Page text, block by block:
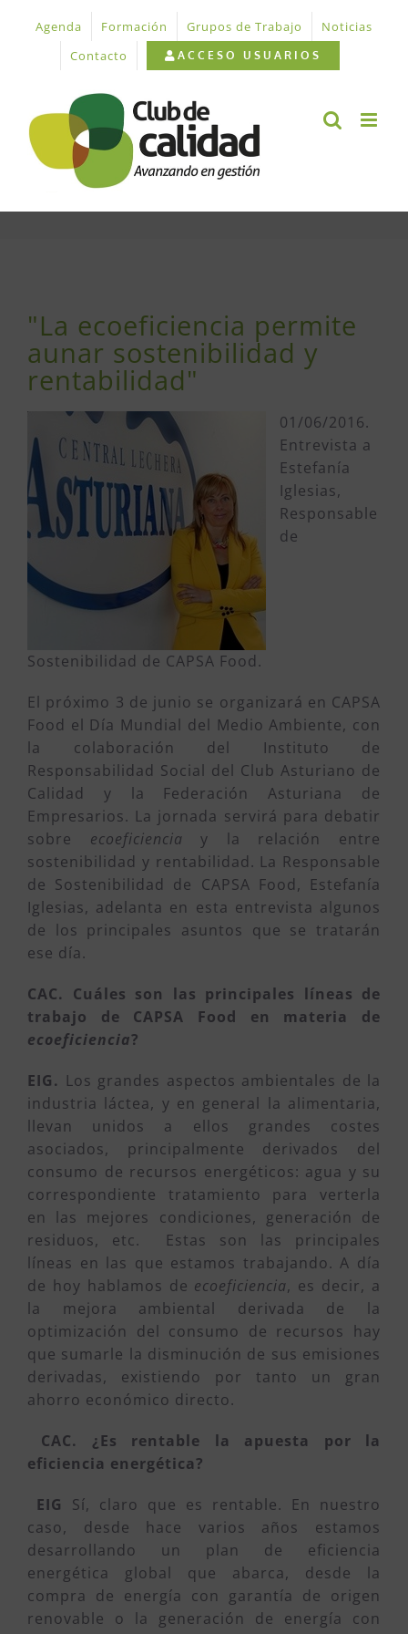
contenido
Agenda Formación Grupos de Trabajo
Noticias
Contacto
ACCESO USUARIOS
imagen
más
grande
"La ecoeficiencia permite
aunar sostenibilidad y
rentabilidad"
01/06/2016.
Entrevista a
Estefanía
Iglesias,
Responsable
de
Sostenibilidad de CAPSA Food.
El próximo 3 de junio se organizará en CAPSA
Food el Día Mundial del Medio Ambiente, con
la colaboración del Instituto de
Responsabilidad Social del Club Asturiano de
Calidad y la Federación Asturiana de
Empresarios. La jornada servirá para debatir
sobre ecoeficiencia y la relación entre
sostenibilidad y rentabilidad. La Responsable
de Sostenibilidad de CAPSA Food, Estefanía
Iglesias, adelanta en esta entrevista algunos
de los principales asuntos que se tratarán
ese día.
CAC. Cuáles son las principales líneas de
trabajo de CAPSA Food en materia de
ecoeficiencia?
EIG. Los grandes aspectos ambientales de la
industria láctea, y en general la alimentaria,
llevan unidos a ellos grandes costes
asociados, principalmente derivados del
consumo de recursos energéticos: agua y su
correspondiente tratamiento para verterla
en las mejores condiciones, generación de
residuos, etc. Estas son las principales
líneas en las que estamos trabajando. A día
de hoy hablamos de ecoeficiencia, es decir, a
la mejora ambiental derivada de la
optimización del consumo de recursos hay
que sumarle la disminución de sus emisiones
derivadas, existiendo por tanto un gran
ahorro económico directo.
CAC. ¿Es rentable la apuesta por la
eficiencia energética?
EIG Sí, claro que es rentable. En nuestro
caso, desde hace varios años estamos
desarrollando un plan de eficiencia
energética global que abarca, desde la
compra de energía con garantía de origen
renovable o la generación de energía con